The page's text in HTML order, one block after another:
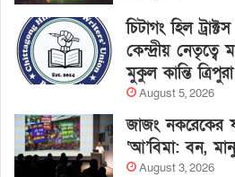
চিটাগং হিল
কেন্দ্রীয়
মুকুল কান্তি ত্রিপুরা
August 5, 2026
জাজং নকরেকের
‘আ’বিমা: বন,
August 3, 2026